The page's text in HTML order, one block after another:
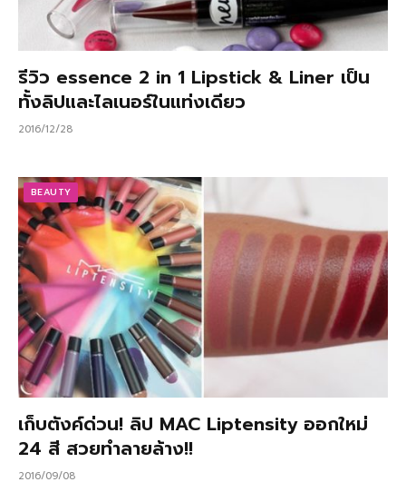
รีวิว essence 2 in 1 Lipstick & Liner เป็น
ทั้งลิปและไลเนอร์ในแท่งเดียว
2016/12/28
BEAUTY
เก็บตังค์ด่วน! ลิป MAC Liptensity ออกใหม่
24 สี สวยทำลายล้าง!!
2016/09/08